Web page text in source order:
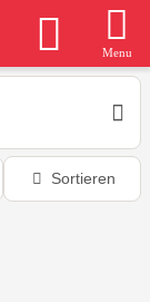
Menu
Sortieren